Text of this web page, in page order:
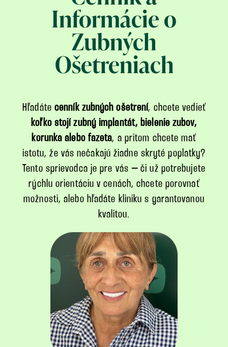
Informácie o
Zubných
Ošetreniach
Hľadáte cenník zubných ošetrení, chcete vedieť
koľko stojí zubný implantát, bielenie zubov,
korunka alebo fazeta, a pritom chcete mať
istotu, že vás nečakajú žiadne skryté poplatky?
Tento sprievodca je pre vás – či už potrebujete
rýchlu orientáciu v cenách, chcete porovnať
možnosti, alebo hľadáte kliniku s garantovanou
kvalitou.